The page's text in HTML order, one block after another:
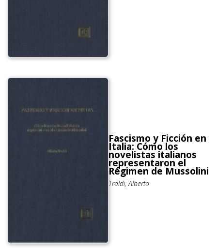
Fascismo y Ficción en
Italia: Cómo los
novelistas italianos
representaron el
Régimen de Mussolini
Traldi, Alberto